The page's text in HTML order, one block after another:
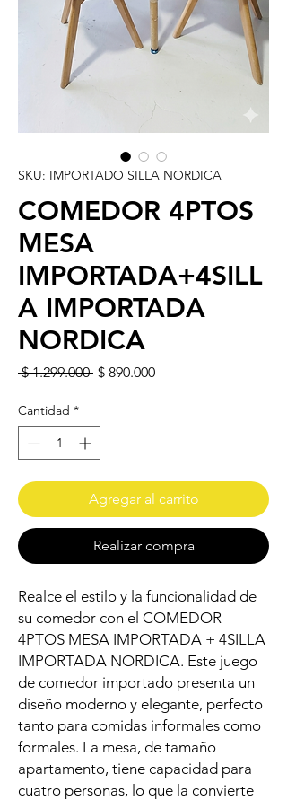
SKU: IMPORTADO SILLA NORDICA
COMEDOR 4PTOS
MESA
IMPORTADA+4SILL
A IMPORTADA
NORDICA
$ 1.299.000 Precio
$ 890.000Precio de oferta
Cantidad *
Agregar al carrito
Realizar compra
Realce el estilo y la funcionalidad de
su comedor con el COMEDOR
4PTOS MESA IMPORTADA + 4SILLA
IMPORTADA NORDICA. Este juego
de comedor importado presenta un
diseño moderno y elegante, perfecto
tanto para comidas informales como
formales. La mesa, de tamaño
apartamento, tiene capacidad para
cuatro personas, lo que la convierte